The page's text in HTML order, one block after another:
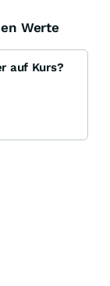
Werte
auf Kurs?